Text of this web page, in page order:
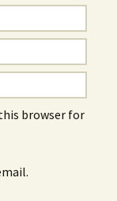
browser for